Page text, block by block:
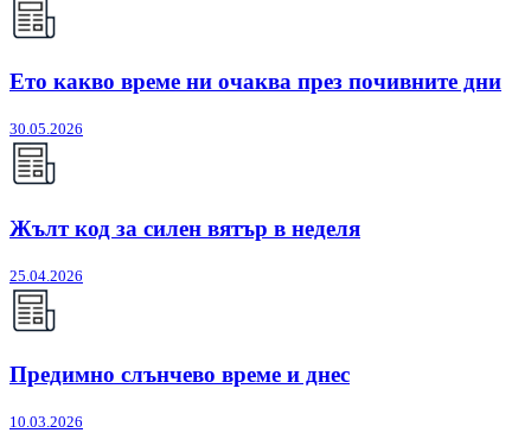
Ето какво време ни очаква през почивните дни
30.05.2026
Жълт код за силен вятър в неделя
25.04.2026
Предимно слънчево време и днес
10.03.2026